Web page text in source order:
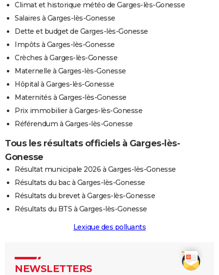
Climat et historique météo de Garges-lès-Gonesse
Salaires à Garges-lès-Gonesse
Dette et budget de Garges-lès-Gonesse
Impôts à Garges-lès-Gonesse
Crèches à Garges-lès-Gonesse
Maternelle à Garges-lès-Gonesse
Hôpital à Garges-lès-Gonesse
Maternités à Garges-lès-Gonesse
Prix immobilier à Garges-lès-Gonesse
Référendum à Garges-lès-Gonesse
Tous les résultats officiels à Garges-lès-
Gonesse
Résultat municipale 2026 à Garges-lès-Gonesse
Résultats du bac à Garges-lès-Gonesse
Résultats du brevet à Garges-lès-Gonesse
Résultats du BTS à Garges-lès-Gonesse
Lexique des polluants
NEWSLETTERS